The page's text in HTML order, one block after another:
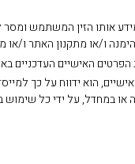
אותו הזין המשתמש
ו/או מתקנון האתר ו/
הוא ידווח על כך
או במחדל, על ידי כל